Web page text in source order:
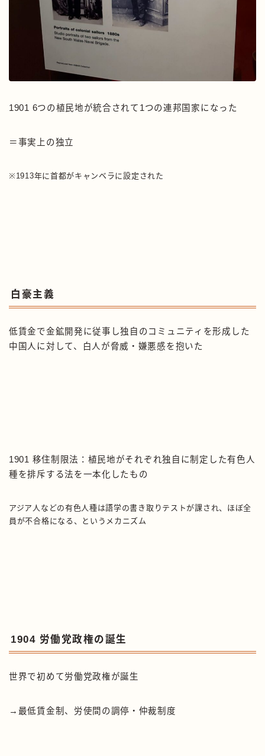
1901 6つの植民地が統合されて1つの連邦国家になった
＝事実上の独立
※1913年に首都がキャンベラに設定された
白豪主義
低賃金で金鉱開発に従事し独自のコミュニティを形成した
中国人に対して、白人が脅威・嫌悪感を抱いた
1901 移住制限法：植民地がそれぞれ独自に制定した有色人
種を排斥する法を一本化したもの
アジア人などの有色人種は語学の書き取りテストが課され、ほぼ全
員が不合格になる、というメカニズム
1904 労働党政権の誕生
世界で初めて労働党政権が誕生
→最低賃金制、労使間の調停・仲裁制度